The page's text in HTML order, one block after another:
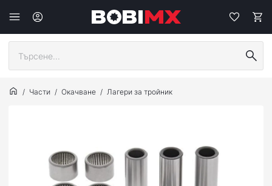
Части Окачване Лагери за тройник